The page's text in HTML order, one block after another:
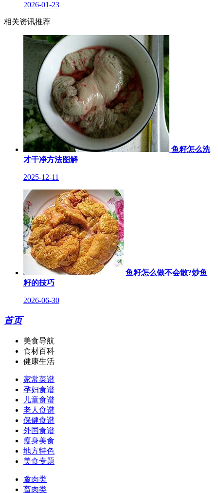
2026-01-23
相关资讯推荐
鱼籽怎么洗
才干净方法图解
2025-12-11
鱼籽怎么做不会散?炒鱼
籽的技巧
2026-06-30
首页
美食导航
食材百科
健康生活
家常菜谱
孕妇食谱
儿童食谱
老人食谱
保健食谱
外国食谱
瘦身美食
地方特色
美食专题
禽肉类
畜肉类